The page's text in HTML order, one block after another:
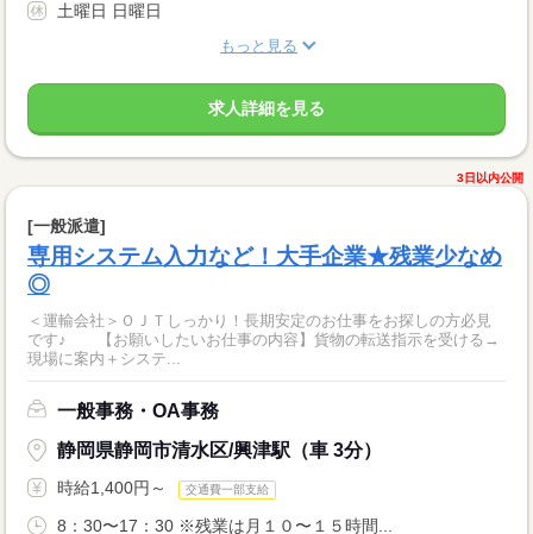
土曜日 日曜日
もっと見る
求人詳細を見る
3日以内公開
[一般派遣]
専用システム入力など！大手企業★残業少なめ
◎
＜運輸会社＞ＯＪＴしっかり！長期安定のお仕事をお探しの方必見
です♪ 【お願いしたいお仕事の内容】貨物の転送指示を受ける→
現場に案内＋システ...
一般事務・OA事務
静岡県静岡市清水区/興津駅（車 3分）
時給1,400円～ 交通費一部支給
8：30〜17：30 ※残業は月１０〜１５時間...